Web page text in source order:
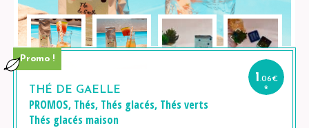
THÉ DE GAELLE
PROMOS, Thés, Thés glacés, Thés verts
Thés glacés maison
Promo !
*
1 .06€